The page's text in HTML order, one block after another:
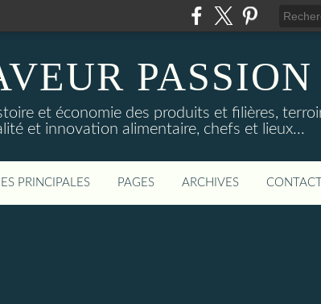
PASSION
et économie des produits et filières,
et innovation alimentaire, chefs et lieux...
PRINCIPALES PAGES ARCHIVES CONTACT